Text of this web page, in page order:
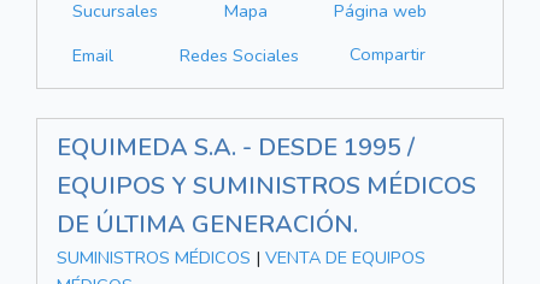
Sucursales Mapa
Página web
Email
Redes Sociales Compartir
EQUIMEDA S.A. - DESDE 1995 /
EQUIPOS Y SUMINISTROS MÉDICOS
DE ÚLTIMA GENERACIÓN.
SUMINISTROS MÉDICOS | VENTA DE EQUIPOS